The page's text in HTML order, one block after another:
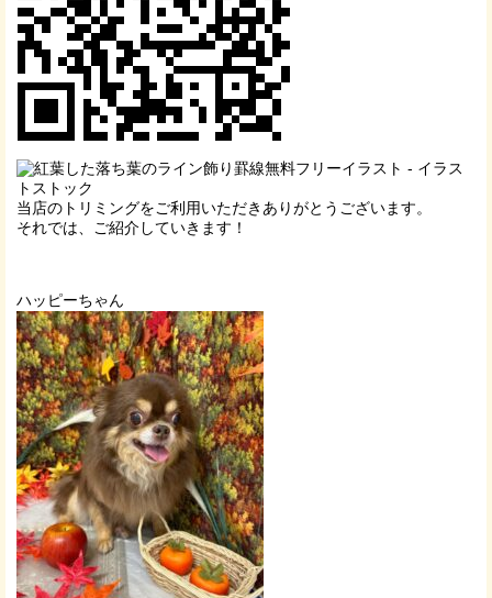
当店のトリミングをご利用いただきありがとうございます。
それでは、ご紹介していきます！
ハッピーちゃん